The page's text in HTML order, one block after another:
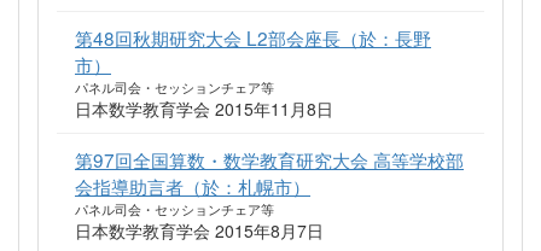
第48回秋期研究大会 L2部会座長（於：長野
市）
パネル司会・セッションチェア等
日本数学教育学会 2015年11月8日
第97回全国算数・数学教育研究大会 高等学校部
会指導助言者（於：札幌市）
パネル司会・セッションチェア等
日本数学教育学会 2015年8月7日